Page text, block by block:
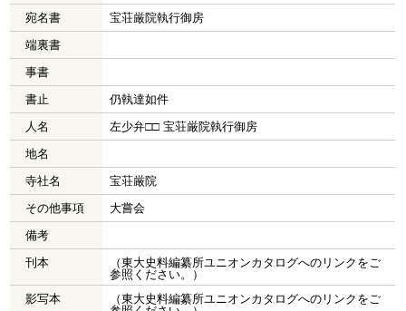
宛名書
宝荘厳院執行御房
端裏書
事書
書止
仍執達如件
人名
左少弁□□ 宝荘厳院執行御房
地名
寺社名
宝荘厳院
その他事項
大嘗会
備考
刊本
（東大史料編纂所ユニオンカタログへのリンクをご
参照ください。）
影写本
（東大史料編纂所ユニオンカタログへのリンクをご